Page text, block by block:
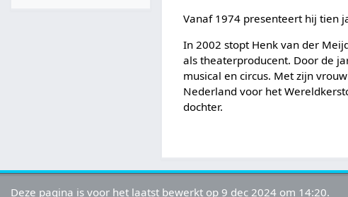
Vanaf 1974 presenteert hij tien
In 2002 stopt Henk van der
als theaterproducent. Door de
musical en circus. Met zijn
Nederland voor het
dochter.
Deze pagina is voor het laatst bewerkt op 9 dec 2024 om 14:20.